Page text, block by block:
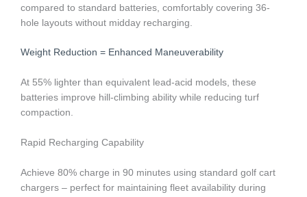
compared to standard batteries, comfortably covering 36-
hole layouts without midday recharging.
Weight Reduction = Enhanced Maneuverability
At 55% lighter than equivalent lead-acid models, these
batteries improve hill-climbing ability while reducing turf
compaction.
Rapid Recharging Capability
Achieve 80% charge in 90 minutes using standard golf cart
chargers – perfect for maintaining fleet availability during